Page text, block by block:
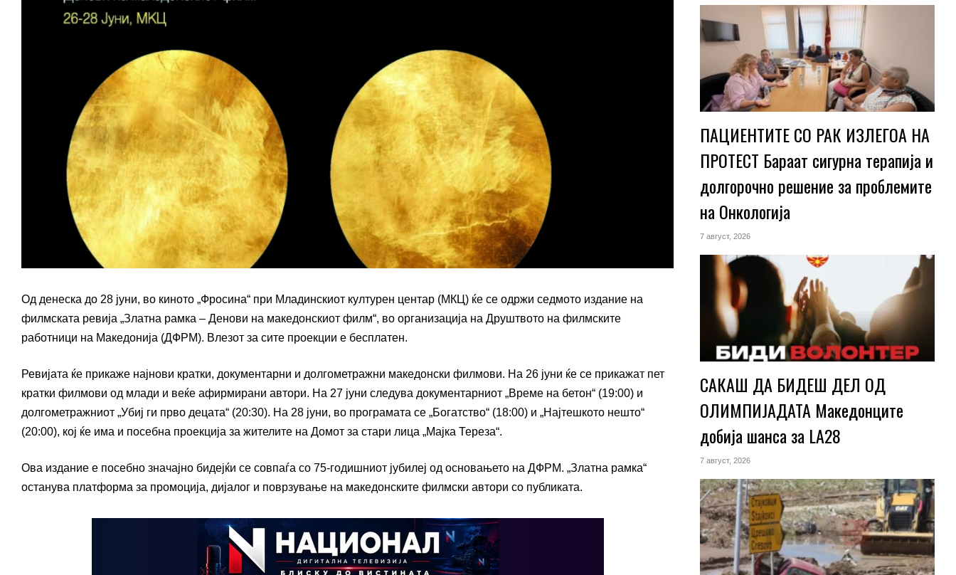
Од денеска до 28 јуни, во киното „Фросина“ при Младинскиот културен центар (МКЦ) ќе се одржи седмото издание на
филмската ревија „Златна рамка – Денови на македонскиот филм“, во организација на Друштвото на филмските
работници на Македонија (ДФРМ). Влезот за сите проекции е бесплатен.
Ревијата ќе прикаже најнови кратки, документарни и долгометражни македонски филмови. На 26 јуни ќе се прикажат пет
кратки филмови од млади и веќе афирмирани автори. На 27 јуни следува документарниот „Време на бетон“ (19:00) и
долгометражниот „Убиј ги прво децата“ (20:30). На 28 јуни, во програмата се „Богатство“ (18:00) и „Најтешкото нешто“
(20:00), кој ќе има и посебна проекција за жителите на Домот за стари лица „Мајка Тереза“.
Ова издание е посебно значајно бидејќи се совпаѓа со 75-годишниот јубилеј од основањето на ДФРМ. „Златна рамка“
останува платформа за промоција, дијалог и поврзување на македонските филмски автори со публиката.
ПАЦИЕНТИТЕ СО РАК ИЗЛЕГОА НА
ПРОТЕСТ Бараат сигурна терапија и
долгорочно решение за проблемите
на Онкологија
7 август, 2026
САКАШ ДА БИДЕШ ДЕЛ ОД
ОЛИМПИЈАДАТА Македонците
добија шанса за LA28
7 август, 2026